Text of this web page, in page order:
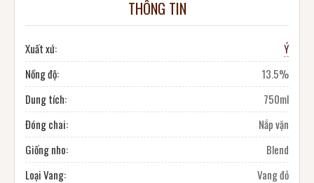
THÔNG TIN
Xuất xứ:
Ý
Nồng độ:
13.5%
Dung tích:
750ml
Đóng chai:
Nắp vặn
Giống nho:
Blend
Loại Vang:
Vang đỏ